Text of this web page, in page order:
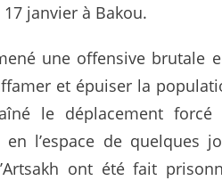
janvier à Bakou.
une offensive brutale
et épuiser la
le déplacement
en l’espace de quelques
ont été fait